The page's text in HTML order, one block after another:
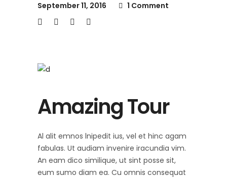
September 11, 2016 1 Comment
Amazing Tour
Al alit emnos lnipedit ius, vel et hinc agam
fabulas. Ut audiam invenire iracundia vim.
An eam dico similique, ut sint posse sit,
eum sumo diam ea. Cu omnis consequat